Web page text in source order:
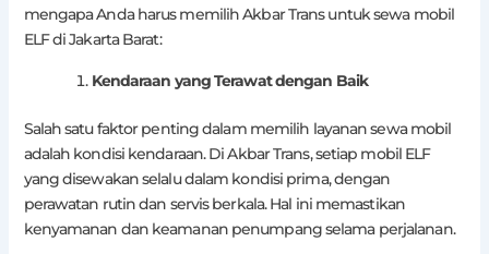
mengapa Anda harus memilih Akbar Trans untuk sewa mobil
ELF di Jakarta Barat:
Kendaraan yang Terawat dengan Baik
Salah satu faktor penting dalam memilih layanan sewa mobil
adalah kondisi kendaraan. Di Akbar Trans, setiap mobil ELF
yang disewakan selalu dalam kondisi prima, dengan
perawatan rutin dan servis berkala. Hal ini memastikan
kenyamanan dan keamanan penumpang selama perjalanan.